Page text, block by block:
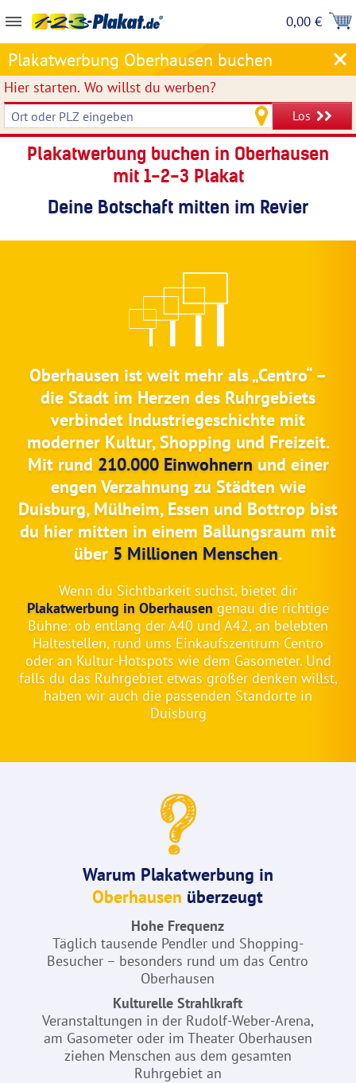
0,00 €
Plakatwerbung Oberhausen buchen
Hier starten. Wo willst du werben?
Los
Plakatwerbung buchen in Oberhausen
mit 1-2-3 Plakat
Deine Botschaft mitten im Revier
Oberhausen ist weit mehr als „Centro“ –
die Stadt im Herzen des Ruhrgebiets
verbindet Industriegeschichte mit
moderner Kultur, Shopping und Freizeit.
Mit rund 210.000 Einwohnern und einer
engen Verzahnung zu Städten wie
Duisburg, Mülheim, Essen und Bottrop bist
du hier mitten in einem Ballungsraum mit
über 5 Millionen Menschen.
Wenn du Sichtbarkeit suchst, bietet dir
Plakatwerbung in Oberhausen genau die richtige
Bühne: ob entlang der A40 und A42, an belebten
Haltestellen, rund ums Einkaufszentrum Centro
oder an Kultur-Hotspots wie dem Gasometer. Und
falls du das Ruhrgebiet etwas größer denken willst,
haben wir auch die passenden Standorte in
Duisburg
Warum Plakatwerbung in
Oberhausen überzeugt
Hohe Frequenz
Täglich tausende Pendler und Shopping-
Besucher – besonders rund um das Centro
Oberhausen
Kulturelle Strahlkraft
Veranstaltungen in der Rudolf-Weber-Arena,
am Gasometer oder im Theater Oberhausen
ziehen Menschen aus dem gesamten
Ruhrgebiet an